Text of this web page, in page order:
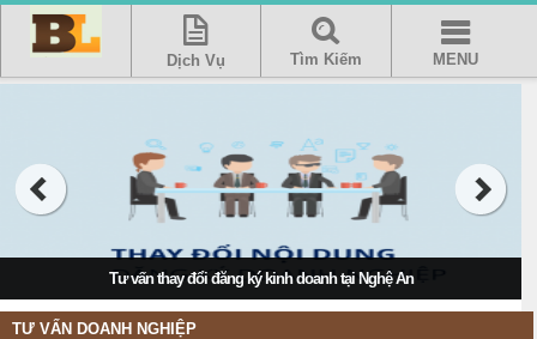
Dịch Vụ Tìm Kiếm MENU
Tư vấn thay đổi đăng ký kinh doanh tại Nghệ An
TƯ VẤN DOANH NGHIỆP